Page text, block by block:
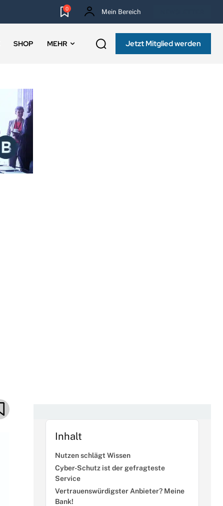
0 Mein Bereich
SHOP MEHR Jetzt Mitglied werden
Inhalt
Nutzen schlägt Wissen
Cyber-Schutz ist der gefragteste
Service
Vertrauenswürdigster Anbieter? Meine
Bank!